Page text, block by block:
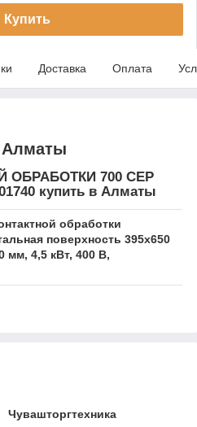
Купить
Доставка Оплата
Алматы
ОБРАБОТКИ 700 СЕР
купить в Алматы
обработки
поверхность 395x650
мм, 4,5 кВт, 400 В,
Чувашторгтехника